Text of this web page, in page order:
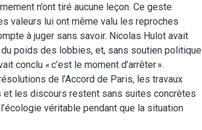
n’ont tiré aucune leçon. Ce geste
valeurs lui ont même valu les reproches
à juger sans savoir. Nicolas Hulot avait
poids des lobbies, et, sans soutien politique
conclu «c’est le moment d’arrêter».
de l’Accord de Paris, les travaux
et les discours restent sans suites concrètes
véritable pendant que la situation